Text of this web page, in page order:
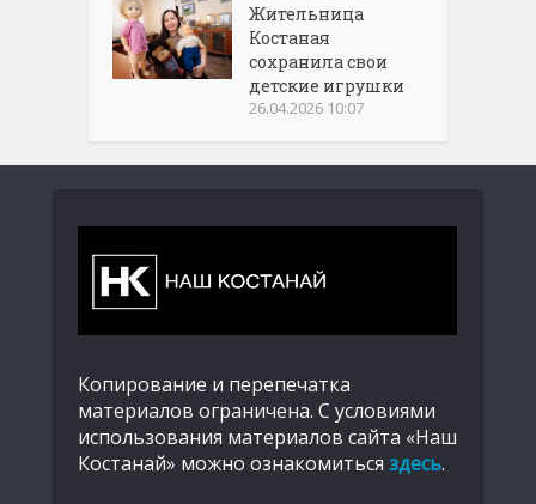
Жительница
Костаная
сохранила свои
детские игрушки
26.04.2026 10:07
Копирование и перепечатка
материалов ограничена. С условиями
использования материалов сайта «Наш
Костанай» можно ознакомиться здесь.